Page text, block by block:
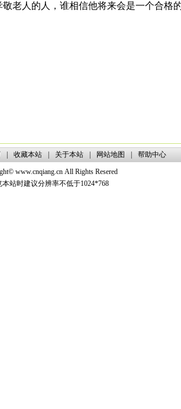
老人的人，谁相信他将来会是一个合格
收藏本站 关于本站 网站地图 帮助中心
www.cnqiang.cn All Rights Resered
本站时建议分辨率不低于1024*768